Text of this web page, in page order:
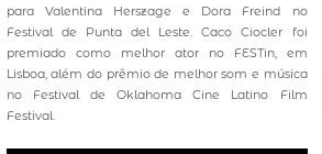
para Valentina Herszage e Dora Freind no
Festival de Punta del Leste. Caco Ciocler foi
premiado como melhor ator no FESTin, em
Lisboa, além do prêmio de melhor som e música
no Festival de Oklahoma Cine Latino Film
Festival.